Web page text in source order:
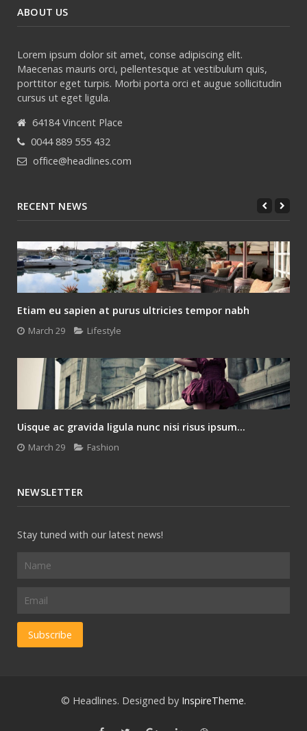
ABOUT US
Lorem ipsum dolor sit amet, conse adipiscing elit.
Maecenas mauris orci, pellentesque at vestibulum quis,
porttitor eget turpis. Morbi porta orci et augue sollicitudin
cursus ut eget ligula.
64184 Vincent Place
0044 889 555 432
office@headlines.com
RECENT NEWS
Etiam eu sapien at purus ultricies tempor nabh
March 29 Lifestyle
Uisque ac gravida ligula nunc nisi risus ipsum...
March 29 Fashion
NEWSLETTER
Stay tuned with our latest news!
© Headlines. Designed by InspireTheme.